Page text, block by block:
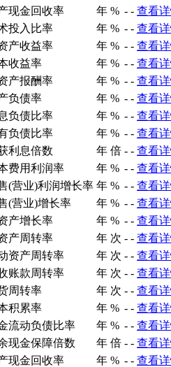
现金回收率
年 % - - 查看
投入比率
年 % - - 查看
产收益率
年 % - - 查看
收益率
年 % - - 查看
产报酬率
年 % - - 查看
负债率
年 % - - 查看
负债比率
年 % - - 查看
负债比率
年 % - - 查看
利息倍数
年 倍 - - 查看
费用利润率
年 % - - 查看
(营业)利润增长率 年 % - - 查看
(营业)增长率
年 % - - 查看
产增长率
年 % - - 查看
产周转率
年 次 - - 查看
资产周转率
年 次 - - 查看
账款周转率
年 次 - - 查看
周转率
年 次 - - 查看
积累率
年 % - - 查看
流动负债比率
年 % - - 查看
现金保障倍数
年 倍 - - 查看
现金回收率
年 % - - 查看